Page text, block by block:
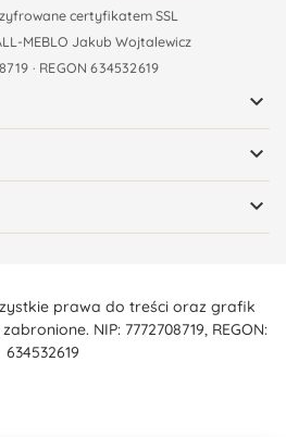
certyfikatem SSL
MEBLO Jakub Wojtalewicz
· REGON 634532619



prawa do treści oraz grafik
NIP: 7772708719, REGON:
634532619